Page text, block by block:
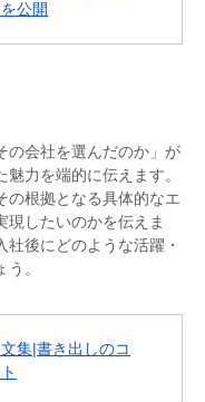
公開
の会社を選んだのか」が
力を端的に伝えます。
の根拠となる具体的なエ
現したいのかを伝えま
後にどのような活躍・
。
集|書き出しのコ